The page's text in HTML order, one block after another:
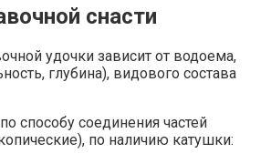
снасти
удочки зависит от водоема,
глубина), видового состава
способу соединения частей
по наличию катушки: